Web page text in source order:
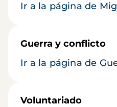
Ir a la página de
Guerra y conflicto
Ir a la página de
Voluntariado